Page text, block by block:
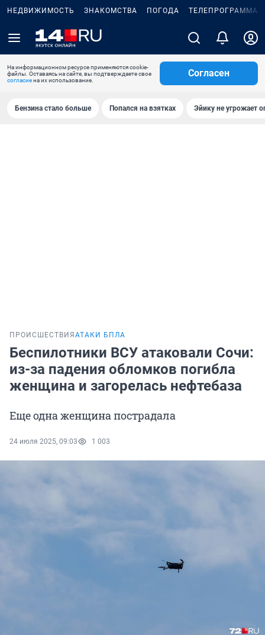
НЕДВИЖИМОСТЬ ЗНАКОМСТВА ПОГОДА ТЕЛЕПРОГРАММА
На информационном ресурсе применяются cookie-
файлы. Оставаясь на сайте, вы подтверждаете свое
согласиена их использование.
Согласен
Бензина стало больше Попался на взятках Эйику не угрожает
ПРОИСШЕСТВИЯ АТАКИ БПЛА
Беспилотники ВСУ атаковали Сочи:
из-за падения обломков погибла
женщина и загорелась нефтебаза
Еще одна женщина пострадала
24 июля 2025, 09:03 1 003